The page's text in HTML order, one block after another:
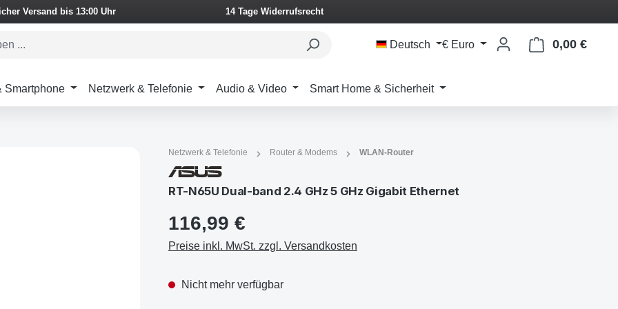
Versand bis 13:00 Uhr 14 Tage Widerrufsrecht
Deutsch € Euro 0,00 €
Smartphone Netzwerk & Telefonie Audio & Video Smart Home & Sicherheit
Netzwerk & Telefonie Router & Modems WLAN-Router
RT-N65U Dual-band 2.4 GHz 5 GHz Gigabit Ethernet
116,99 €
Preise inkl. MwSt. zzgl. Versandkosten
Nicht mehr verfügbar